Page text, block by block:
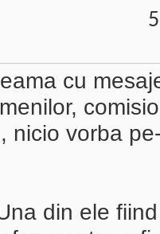
cu
nicio vorba
din ele